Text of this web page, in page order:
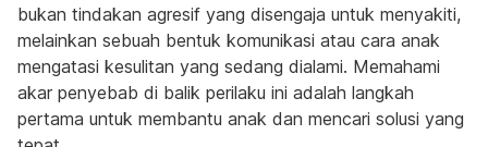
bukan tindakan agresif yang disengaja untuk menyakiti,
melainkan sebuah bentuk komunikasi atau cara anak
mengatasi kesulitan yang sedang dialami. Memahami
akar penyebab di balik perilaku ini adalah langkah
pertama untuk membantu anak dan mencari solusi yang